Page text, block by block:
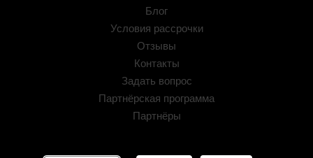
Блог
Условия рассрочки
Отзывы
Контакты
Задать вопрос
Партнёрская программа
Партнёры